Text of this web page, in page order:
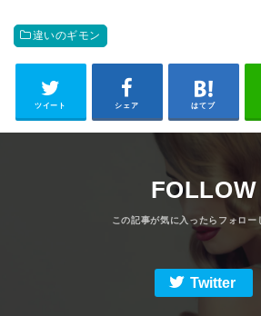
違いのギモン
ツイート シェア はてブ
FOLLOW
Twitter